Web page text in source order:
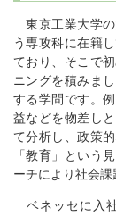
東京工業大学の
う専攻科に在籍
ており、そこで
ニングを積みま
する学問です。
益などを物差し
て分析し、政策
「教育」という
ーチにより社会課
ベネッセに入